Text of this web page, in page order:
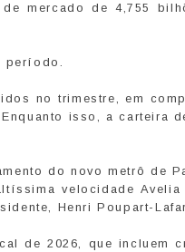
mercado de 4,755
período.
no trimestre, em
isso, a carteira
do novo metrô de
velocidade
Henri Poupart-
de 2026, que incluem